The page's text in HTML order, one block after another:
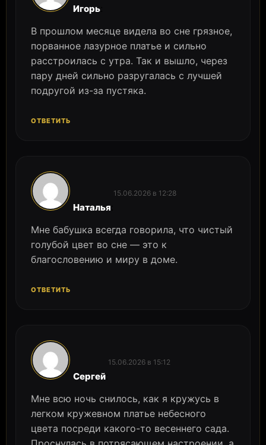
Игорь
В прошлом месяце видела во сне грязное,
порванное лазурное платье и сильно
расстроилась с утра. Так и вышло, через
пару дней сильно разругалась с лучшей
подругой из-за пустяка.
ОТВЕТИТЬ
Наталья
15.06.2026 в 12:28
Мне бабушка всегда говорила, что чистый
голубой цвет во сне — это к
благословению и миру в доме.
ОТВЕТИТЬ
Сергей
15.06.2026 в 15:12
Мне всю ночь снилось, как я кружусь в
легком кружевном платье небесного
цвета посреди какого-то весеннего сада.